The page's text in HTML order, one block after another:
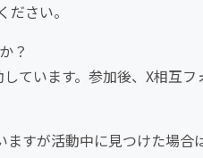
さい。
？
ています。参加後、X相互フ
すが活動中に見つけた場合